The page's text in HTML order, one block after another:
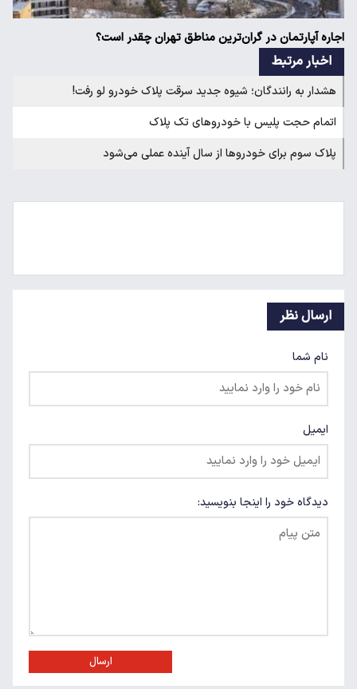
اجاره آپارتمان در گران‌ترین مناطق تهران چقدر است؟
اخبار مرتبط
هشدار به رانندگان؛ شیوه جدید سرقت پلاک خودرو لو رفت!
اتمام حجت پلیس با خودروهای تک پلاک
پلاک سوم برای خودروها از سال آینده عملی می‌شود
ارسال نظر
نام شما
ایمیل
دیدگاه خود را اینجا بنویسید:
ارسال